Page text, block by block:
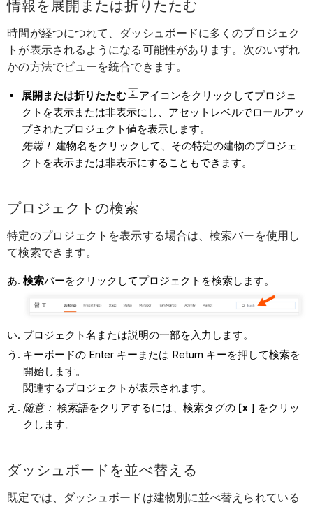
情報を展開または折りたたむ
時間が経つにつれて、ダッシュボードに多くのプロジェク
トが表示されるようになる可能性があります。次のいずれ
かの方法でビューを統合できます。
展開または折りたたむ
アイコンをクリックしてプロジェ
クトを表示または非表示にし、アセットレベルでロールアッ
プされたプロジェクト値を表示します。
先端！建物名をクリックして、その特定の建物のプロジェ
クトを表示または非表示にすることもできます。
プロジェクトの検索
特定のプロジェクトを表示する場合は、検索バーを使用し
て検索できます。
検索バーをクリックしてプロジェクトを検索します。
プロジェクト名または説明の一部を入力します。
キーボードの Enter キーまたは Return キーを押して検索を
開始します。
関連するプロジェクトが表示されます。
随意： 検索語をクリアするには、検索タグの [x] をクリッ
クします。
ダッシュボードを並べ替える
既定では、ダッシュボードは建物別に並べ替えられている